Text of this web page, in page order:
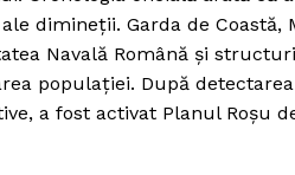
dimineții. Garda de Coastă,
Navală Română și
populației. După
a fost activat Planul Roșu